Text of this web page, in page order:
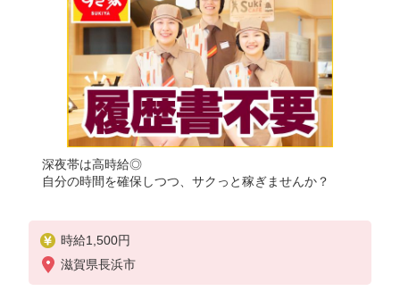
深夜帯は高時給◎
自分の時間を確保しつつ、サクっと稼ぎませんか？
時給1,500円
滋賀県長浜市